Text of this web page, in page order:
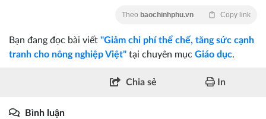
Theo baochinhphu.vn Copy link
Bạn đang đọc bài viết "Giảm chi phí thể chế, tăng sức cạnh
tranh cho nông nghiệp Việt" tại chuyên mục Giáo dục.
Chia sẻ In
Bình luận